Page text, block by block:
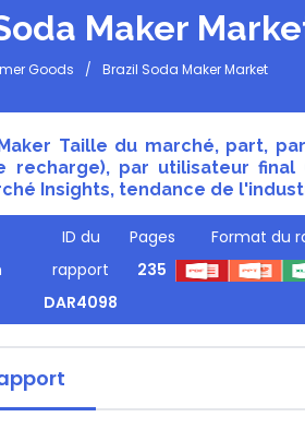
Maker
Goods Brazil Soda Maker Market
Taille du marché, part,
recharge), par utilisateur
Insights, tendance de
ID du
rapport
DAR4098
Pages
235
Format du